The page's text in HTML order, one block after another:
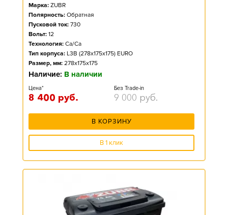
Марка: ZUBR
Полярность: Обратная
Пусковой ток: 730
Вольт: 12
Технология: Ca/Ca
Тип корпуса: L3B (278x175x175) EURO
Размер, мм: 278x175x175
Наличие: В наличии
Цена*
8 400 руб.
Без Trade-in
9 000 руб.
В КОРЗИНУ
В 1 клик